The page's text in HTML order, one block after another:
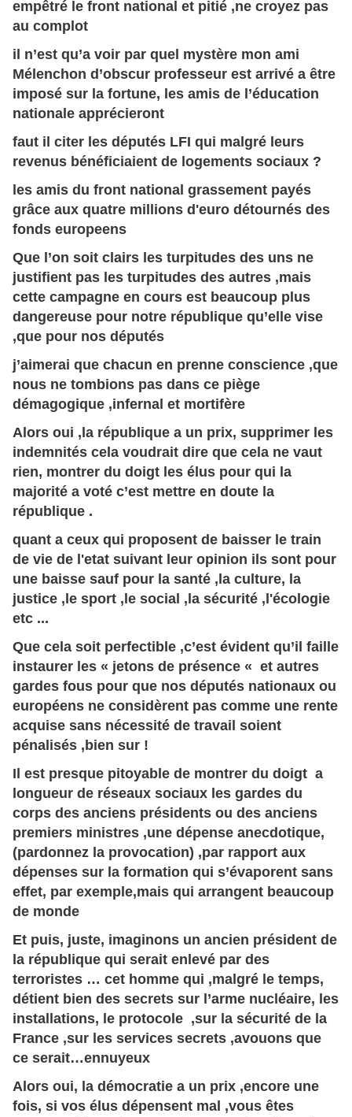
empêtré le front national et pitié ,ne croyez pas
au complot
il n’est qu’a voir par quel mystère mon ami
Mélenchon d’obscur professeur est arrivé a être
imposé sur la fortune, les amis de l’éducation
nationale apprécieront
faut il citer les députés LFI qui malgré leurs
revenus bénéficiaient de logements sociaux ?
les amis du front national grassement payés
grâce aux quatre millions d'euro détournés des
fonds europeens
Que l’on soit clairs les turpitudes des uns ne
justifient pas les turpitudes des autres ,mais
cette campagne en cours est beaucoup plus
dangereuse pour notre république qu’elle vise
,que pour nos députés
j’aimerai que chacun en prenne conscience ,que
nous ne tombions pas dans ce piège
démagogique ,infernal et mortifère
Alors oui ,la république a un prix, supprimer les
indemnités cela voudrait dire que cela ne vaut
rien, montrer du doigt les élus pour qui la
majorité a voté c’est mettre en doute la
république .
quant a ceux qui proposent de baisser le train
de vie de l'etat suivant leur opinion ils sont pour
une baisse sauf pour la santé ,la culture, la
justice ,le sport ,le social ,la sécurité ,l'écologie
etc ...
Que cela soit perfectible ,c’est évident qu’il faille
instaurer les « jetons de présence « et autres
gardes fous pour que nos députés nationaux ou
européens ne considèrent pas comme une rente
acquise sans nécessité de travail soient
pénalisés ,bien sur !
Il est presque pitoyable de montrer du doigt a
longueur de réseaux sociaux les gardes du
corps des anciens présidents ou des anciens
premiers ministres ,une dépense anecdotique,
(pardonnez la provocation) ,par rapport aux
dépenses sur la formation qui s’évaporent sans
effet, par exemple,mais qui arrangent beaucoup
de monde
Et puis, juste, imaginons un ancien président de
la république qui serait enlevé par des
terroristes … cet homme qui ,malgré le temps,
détient bien des secrets sur l’arme nucléaire, les
installations, le protocole ,sur la sécurité de la
France ,sur les services secrets ,avouons que
ce serait…ennuyeux
Alors oui, la démocratie a un prix ,encore une
fois, si vos élus dépensent mal ,vous êtes